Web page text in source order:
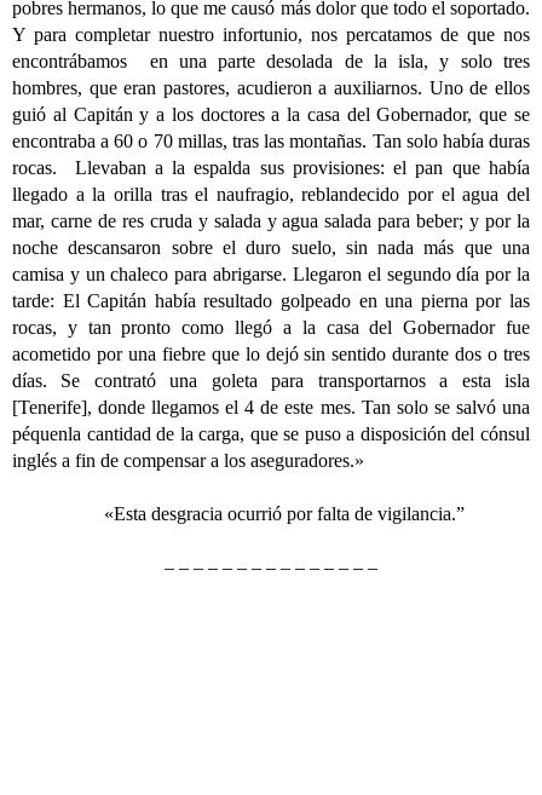
pobres hermanos, lo que me causó más dolor que todo el soportado.
Y para completar nuestro infortunio, nos percatamos de que nos
encontrábamos en una parte desolada de la isla, y solo tres
hombres, que eran pastores, acudieron a auxiliarnos. Uno de ellos
guió al Capitán y a los doctores a la casa del Gobernador, que se
encontraba a 60 o 70 millas, tras las montañas. Tan solo había duras
rocas. Llevaban a la espalda sus provisiones: el pan que había
llegado a la orilla tras el naufragio, reblandecido por el agua del
mar, carne de res cruda y salada y agua salada para beber; y por la
noche descansaron sobre el duro suelo, sin nada más que una
camisa y un chaleco para abrigarse. Llegaron el segundo día por la
tarde: El Capitán había resultado golpeado en una pierna por las
rocas, y tan pronto como llegó a la casa del Gobernador fue
acometido por una fiebre que lo dejó sin sentido durante dos o tres
días. Se contrató una goleta para transportarnos a esta isla
[Tenerife], donde llegamos el 4 de este mes. Tan solo se salvó una
péquenla cantidad de la carga, que se puso a disposición del cónsul
inglés a fin de compensar a los aseguradores.»
«Esta desgracia ocurrió por falta de vigilancia.”
– – – – – – – – – – – – – – –